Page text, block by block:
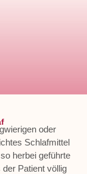
oder
Schlafmittel
herbei geführte
Patient völlig